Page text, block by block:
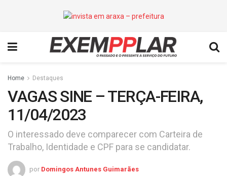
Home Destaques
VAGAS SINE – TERÇA-FEIRA,
11/04/2023
O interessado deve comparecer com Carteira de
Trabalho, Identidade e CPF para se candidatar.
por Domingos Antunes Guimarães